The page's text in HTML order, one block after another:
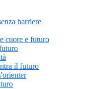
barriere
cuore e futuro
il futuro